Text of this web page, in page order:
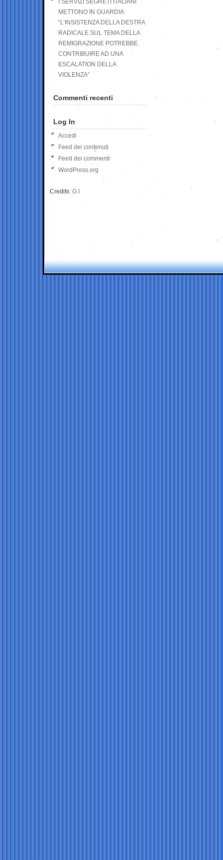
I SERVIZI SEGRETI ITALIANI
METTONO IN GUARDIA:
“L’INSISTENZA DELLA DESTRA
RADICALE SUL TEMA DELLA
REMIGRAZIONE POTREBBE
CONTRIBUIRE AD UNA
ESCALATION DELLA
VIOLENZA”
Commenti recenti
Log In
Accedi
Feed dei contenuti
Feed dei commenti
WordPress.org
Credits: G.I